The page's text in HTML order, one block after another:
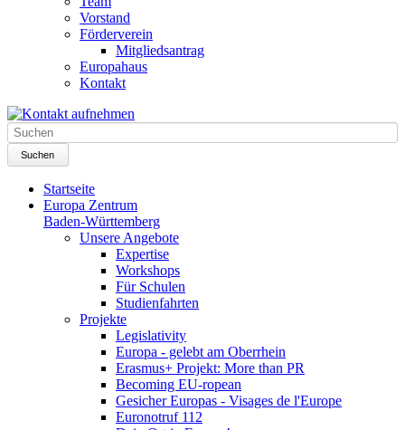
Vorstand
Förderverein
Mitgliedsantrag
Europahaus
Kontakt
Suchen
Startseite
Europa Zentrum
Baden-Württemberg
Unsere Angebote
Expertise
Workshops
Für Schulen
Studienfahrten
Projekte
Legislativity
Europa - gelebt am Oberrhein
Erasmus+ Projekt: More than PR
Becoming EU-ropean
Gesicher Europas - Visages de l'Europe
Euronotruf 112